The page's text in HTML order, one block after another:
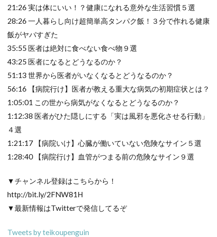
21:26 実は体にいい！？健康になれる意外な生活習慣５選
28:26 一人暮らし向け超簡単高タンパク飯！３分で作れる健康
飯がヤバすぎた
35:55 医者は絶対に食べない食べ物９選
43:25 医者になるとどうなるのか？
51:13 世界から医者がいなくなるとどうなるのか？
56:16 【病院行け】医者が教える重大な病気の初期症状とは？
1:05:01 この世から病気がなくなるとどうなるのか？
1:12:38 医者がひた隠しにする「実は風邪を悪化させる行動」
４選
1:21:17 【病院いけ】心臓が働いていない危険なサイン５選
1:28:40 【病院行け】血管がつまる前の危険なサイン９選
▼チャンネル登録はこちらから！
http://bit.ly/2FNW81H
▼最新情報はTwitterで発信してるぞ
Tweets by teikoupenguin